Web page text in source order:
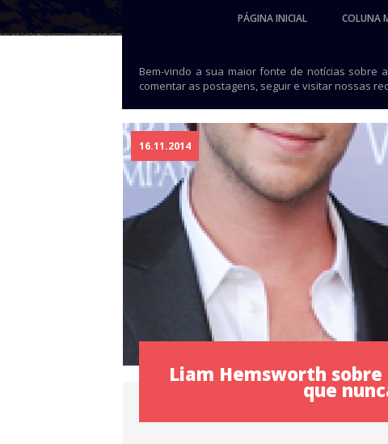
PÁGINA INICIAL COLUNA
Bem-vindo a sua maior fonte de notícias sobre
comentar as postagens, seguir e visitar nossas
16.11.2014
Liam Hemsworth
que